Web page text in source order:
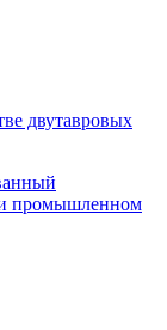
двутавровых
промышленном